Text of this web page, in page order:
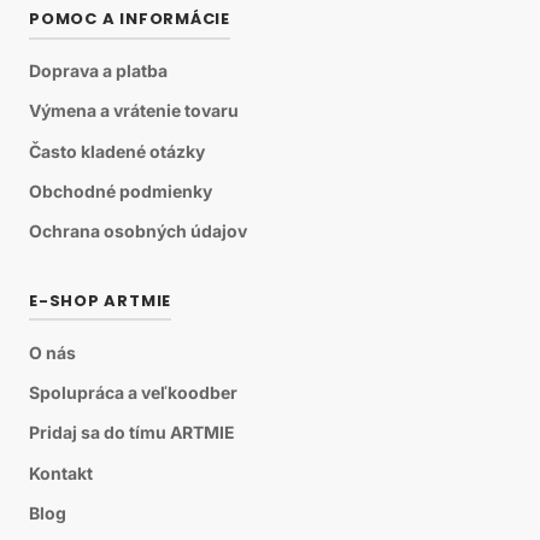
POMOC A INFORMÁCIE
Doprava a platba
Výmena a vrátenie tovaru
Často kladené otázky
Obchodné podmienky
Ochrana osobných údajov
E-SHOP ARTMIE
O nás
Spolupráca a veľkoodber
Pridaj sa do tímu ARTMIE
Kontakt
Blog